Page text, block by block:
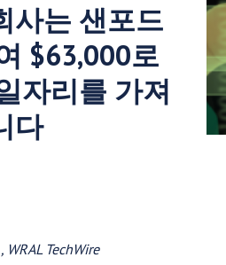
사는 샌포드
$63,000로
자리를 가져
다
WRAL TechWire